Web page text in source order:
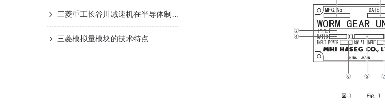
三菱重工长谷川减速机在半导体制造设备传动系统中的适配应用
三菱模拟量模块的技术特点